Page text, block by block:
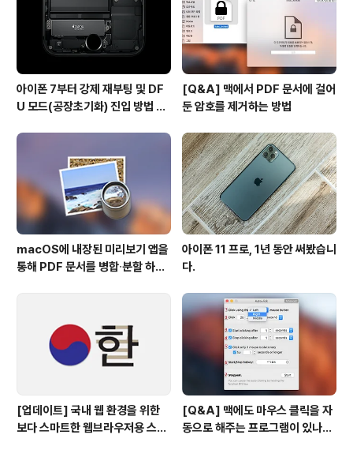
아이폰 7부터 강제 재부팅 및 DF
U 모드(공장초기화) 진입 방법 변
[Q&A] 맥에서 PDF 문서에 걸어
둔 암호를 제거하는 방법
macOS에 내장된 미리보기 앱을
통해 PDF 문서를 병합∙분할 하는
아이폰 11 프로, 1년 동안 써봤습니
다.
[업데이트] 국내 웹 환경을 위한
보다 스마트한 웹브라우저용 스타
[Q&A] 맥에도 마우스 클릭을 자
동으로 해주는 프로그램이 있나